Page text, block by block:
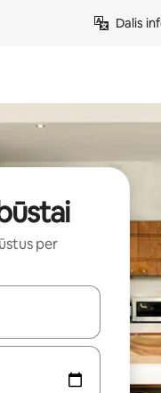
Dalis
per
naršyti galite